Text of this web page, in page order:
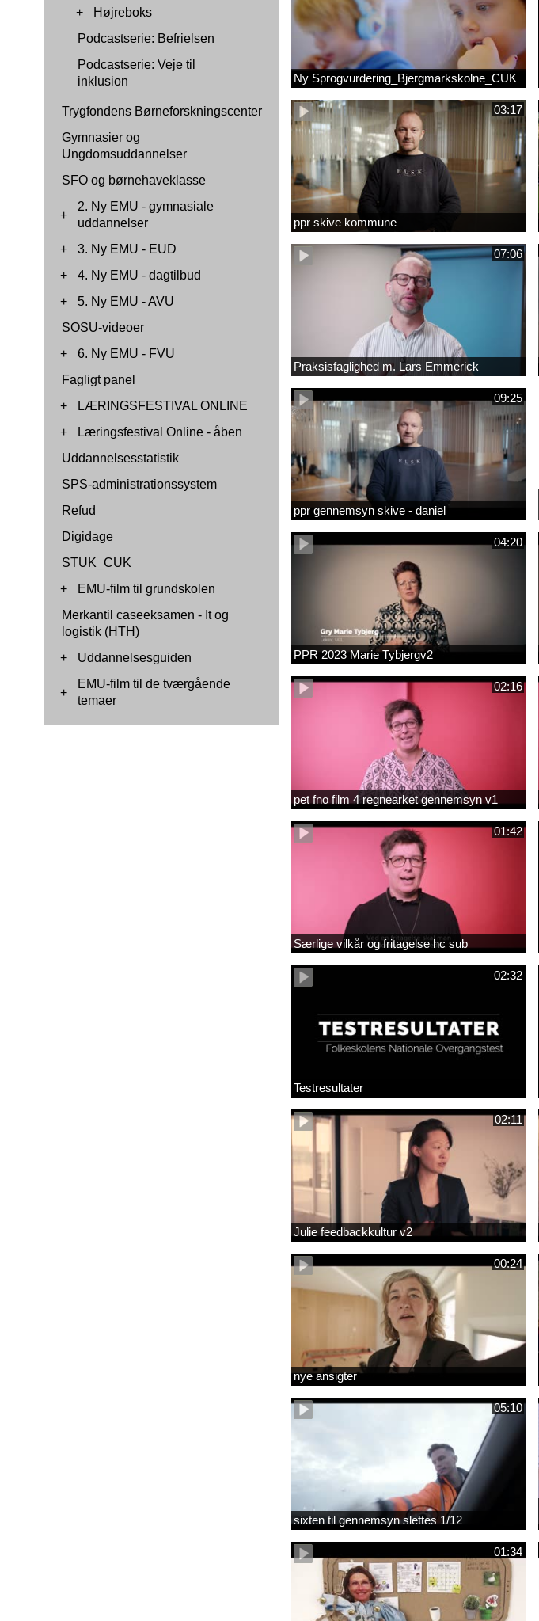
+
Højreboks
Podcastserie: Befrielsen
Podcastserie: Veje til
inklusion
Trygfondens Børneforskningscenter
Gymnasier og
Ungdomsuddannelser
SFO og børnehaveklasse
+
2. Ny EMU - gymnasiale
uddannelser
+
3. Ny EMU - EUD
+
4. Ny EMU - dagtilbud
+
5. Ny EMU - AVU
SOSU-videoer
+
6. Ny EMU - FVU
Fagligt panel
+
LÆRINGSFESTIVAL ONLINE
+
Læringsfestival Online - åben
Uddannelsesstatistik
SPS-administrationssystem
Refud
Digidage
STUK_CUK
+
EMU-film til grundskolen
Merkantil caseeksamen - It og
logistik (HTH)
+
Uddannelsesguiden
+
EMU-film til de tværgående
temaer
Ny Sprogvurdering_Bjergmarkskolne_CUK
03:17
ppr skive kommune
07:06
Praksisfaglighed m. Lars Emmerick
09:25
ppr gennemsyn skive - daniel
04:20
PPR 2023 Marie Tybjergv2
02:16
pet fno film 4 regnearket gennemsyn v1
01:42
Særlige vilkår og fritagelse hc sub
02:32
Testresultater
02:11
Julie feedbackkultur v2
00:24
nye ansigter
05:10
sixten til gennemsyn slettes 1/12
01:34